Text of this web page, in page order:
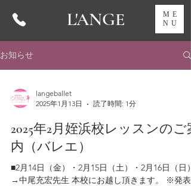
L'ANGE
ME
NU
お知らせ
langeballet
2025年1月13日
読了時間: 1分
2025年2月姪浜校レッスンのご
内（バレエ）
■2月14日（金）・2月15日（土）・2月16日（日）
→中尾充宏先生 本校にお越し頂きます。 ※発表